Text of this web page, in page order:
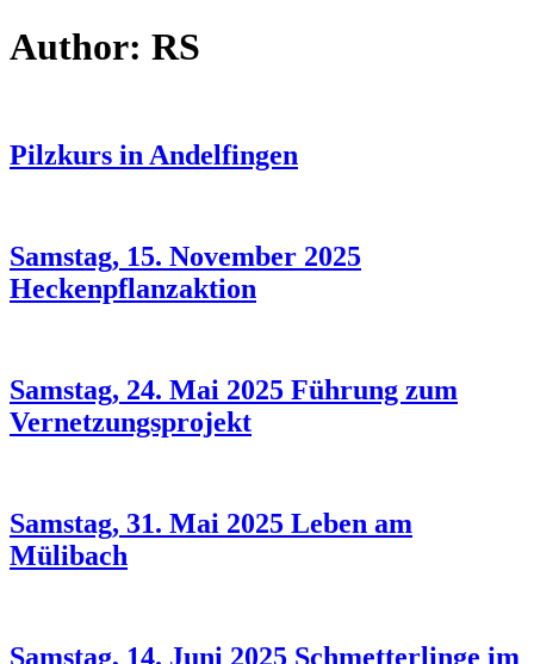
Author: RS
Pilzkurs in Andelfingen
Samstag, 15. November 2025
Heckenpflanzaktion
Samstag, 24. Mai 2025 Führung zum
Vernetzungsprojekt
Samstag, 31. Mai 2025 Leben am
Mülibach
Samstag, 14. Juni 2025 Schmetterlinge im